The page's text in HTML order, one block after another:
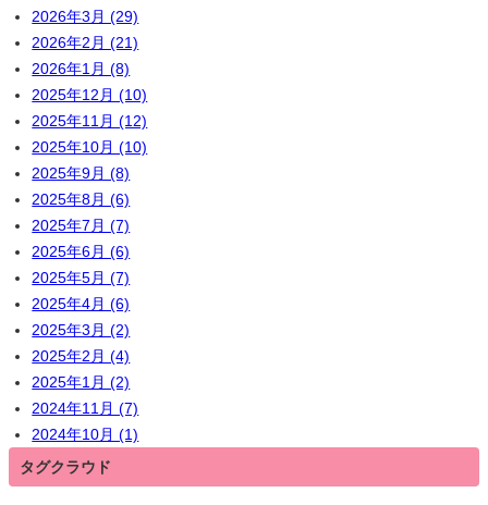
2026年3月 (29)
2026年2月 (21)
2026年1月 (8)
2025年12月 (10)
2025年11月 (12)
2025年10月 (10)
2025年9月 (8)
2025年8月 (6)
2025年7月 (7)
2025年6月 (6)
2025年5月 (7)
2025年4月 (6)
2025年3月 (2)
2025年2月 (4)
2025年1月 (2)
2024年11月 (7)
2024年10月 (1)
タグクラウド